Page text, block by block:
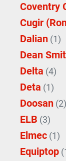
Coventry
Cugir
Dalian (1)
Dean
Delta (4)
Deta (1)
Doosan (2)
ELB (3)
Elmec (1)
Equiptop